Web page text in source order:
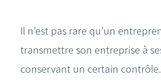
Il n’est pas rare qu’un
transmettre son entreprise à
conservant un certain